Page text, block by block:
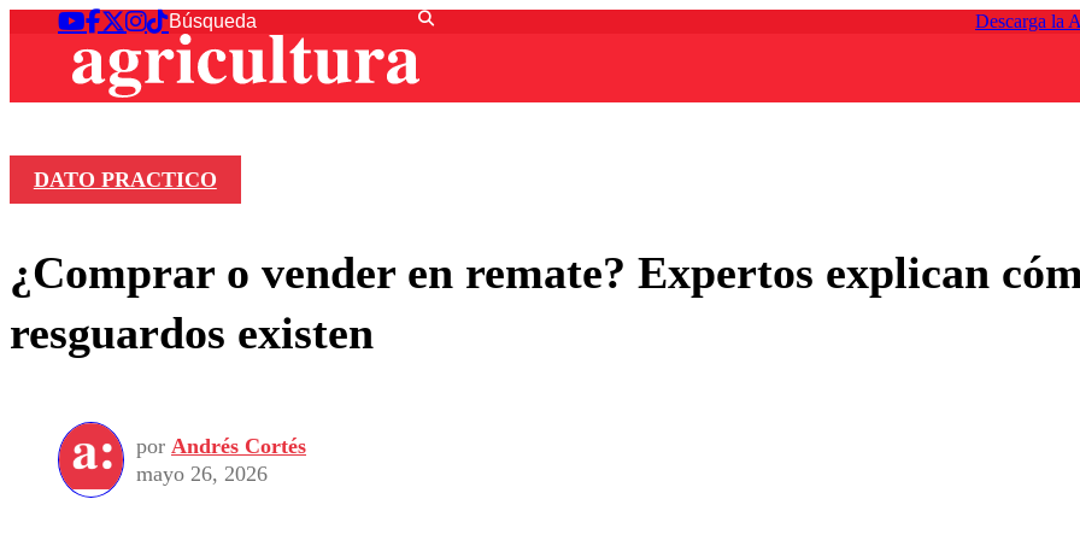
Descarga la
DATO PRACTICO
¿Comprar o vender en remate? Expertos explican
resguardos existen
por Andrés Cortés
mayo 26, 2026